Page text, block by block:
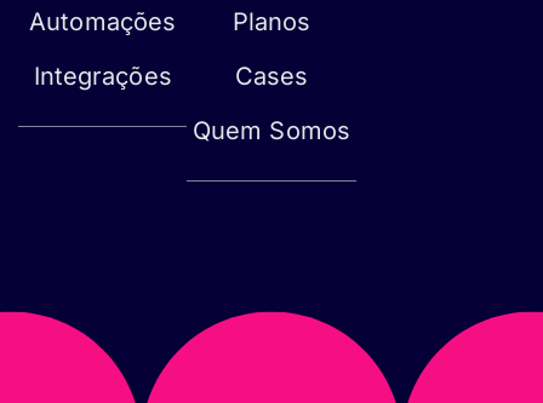
Automações
Integrações
Planos
Cases
Quem Somos